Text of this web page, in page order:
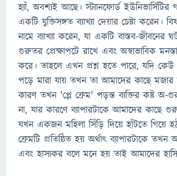
হ্যাঁ, অবশ্যই আছে। স্ট্যানফোর্ড
একটি যুক্তিসঙ্গত ব্যাখ্যা দেয়ার চেষ্টা করেন।
নামে ব্যাখ্যা করেন, যা একটি বাস্তব-
গুরুতর প্রেক্ষাপটে রাখে এবং অস্বাভাবিক
করে। তাহলে এখন প্রশ্ন হতে পারে, যদি কেউ
পড়ে মারা যায় তখন তা আমাদের কাছে
কারণ তখন 'প্লে ফ্রেম' পড়ন্ত ব্যক্তির কষ্ট অ-
না, যার কারণে ব্যাপারটাকে আমাদের কাছে
যখন একজন মহিলা সিঁড়ি দিয়ে হাঁটতে গিয়ে
ফ্রেমটি প্রতিষ্ঠিত হয় অর্থাৎ ব্যাপারটাকে
এবং হাস্যকর বলে মনে হয় তাই আমাদের